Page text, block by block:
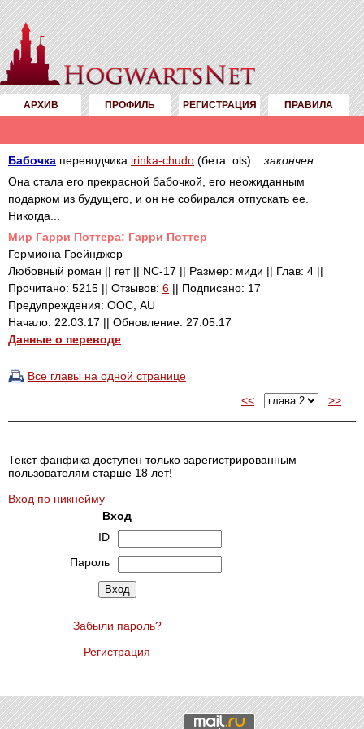
АРХИВ ПРОФИЛЬ РЕГИСТРАЦИЯ ПРАВИЛА
Бабочка переводчика irinka-chudo (бета: ols) закончен
Она стала его прекрасной бабочкой, его неожиданным
подарком из будущего, и он не собирался отпускать ее.
Никогда...
Mир Гарри Поттера: Гарри Поттер
Гермиона Грейнджер
Любовный роман || гет || NC-17 || Размер: миди || Глав: 4 ||
Прочитано: 5215 || Отзывов: 6 || Подписано: 17
Предупреждения: ООС, AU
Начало: 22.03.17 || Обновление: 27.05.17
Данные о переводе
Все главы на одной странице
<<
>>
Текст фанфика доступен только зарегистрированным
пользователям старше 18 лет!
Вход по никнейму
Вход
ID
Пароль
Забыли пароль?
Регистрация